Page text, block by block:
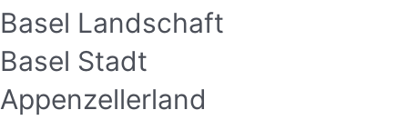
Basel Landschaft
Basel Stadt
Appenzellerland